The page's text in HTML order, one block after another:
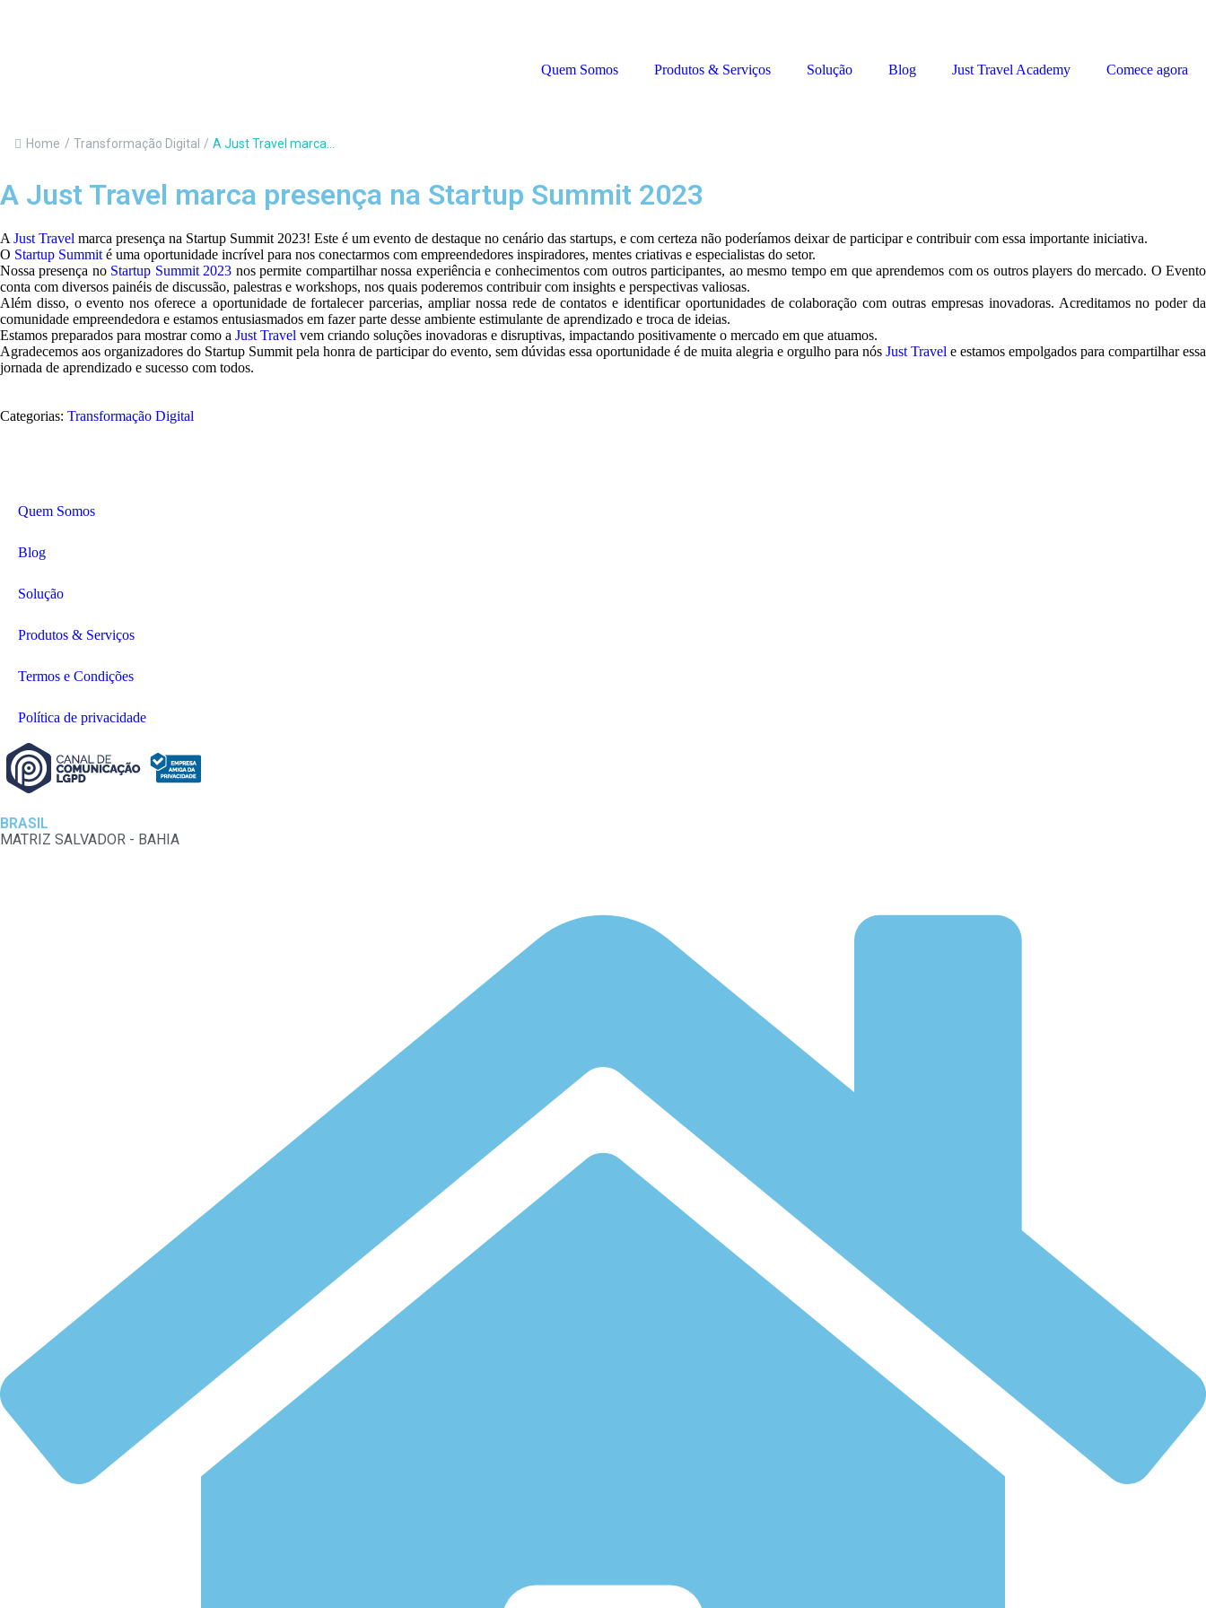
Quem Somos Produtos & Serviços Solução Blog Just Travel Academy Comece agora
Home / Transformação Digital / A Just Travel marca...
A Just Travel marca presença na Startup Summit 2023
A Just Travel marca presença na Startup Summit 2023! Este é um evento de destaque no cenário das startups, e com certeza não poderíamos deixar de participar e contribuir com essa importante iniciativa.
O Startup Summit é uma oportunidade incrível para nos conectarmos com empreendedores inspiradores, mentes criativas e especialistas do setor.
Nossa presença no Startup Summit 2023 nos permite compartilhar nossa experiência e conhecimentos com outros participantes, ao mesmo tempo em que aprendemos com os outros players do mercado. O Evento
conta com diversos painéis de discussão, palestras e workshops, nos quais poderemos contribuir com insights e perspectivas valiosas.
Além disso, o evento nos oferece a oportunidade de fortalecer parcerias, ampliar nossa rede de contatos e identificar oportunidades de colaboração com outras empresas inovadoras. Acreditamos no poder da
comunidade empreendedora e estamos entusiasmados em fazer parte desse ambiente estimulante de aprendizado e troca de ideias.
Estamos preparados para mostrar como a Just Travel vem criando soluções inovadoras e disruptivas, impactando positivamente o mercado em que atuamos.
Agradecemos aos organizadores do Startup Summit pela honra de participar do evento, sem dúvidas essa oportunidade é de muita alegria e orgulho para nós Just Travel e estamos empolgados para compartilhar essa
jornada de aprendizado e sucesso com todos.
Categorias: Transformação Digital
Quem Somos
Blog
Solução
Produtos & Serviços
Termos e Condições
Política de privacidade
BRASIL
MATRIZ SALVADOR - BAHIA